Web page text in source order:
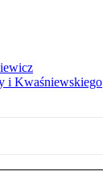
i Kwaśniewskiego